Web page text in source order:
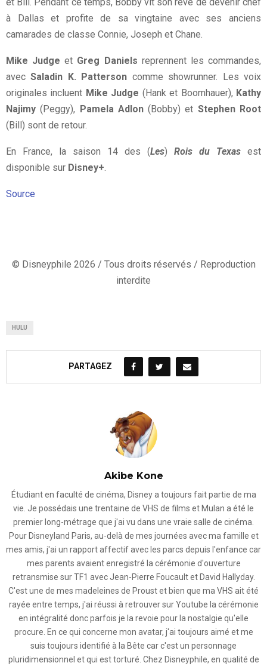
à Dallas et profite de sa vingtaine avec ses anciens
camarades de classe Connie, Joseph et Chane.
Mike Judge et Greg Daniels reprennent les commandes,
avecSaladin K. Patterson comme showrunner. Les voix
originales incluent Mike Judge (Hank et Boomhauer), Kathy
Najimy (Peggy), Pamela Adlon(Bobby) et Stephen Root
(Bill) sont de retour.
En France, la saison 14 des (Les) Rois du Texas est
disponible sur Disney+.
Source
© Disneyphile 2026 / Tous droits réservés / Reproduction
interdite
HULU
PARTAGEZ
Akibe Kone
Étudiant en faculté de cinéma, Disney a toujours fait partie de ma
vie. Je possédais une trentaine de VHS de films et Mulan a été le
premier long-métrage que j'ai vu dans une vraie salle de cinéma.
Pour Disneyland Paris, au-delà de mes journées avec ma famille et
mes amis, j'ai un rapport affectif avec les parcs depuis l'enfance car
mes parents avaient enregistré la cérémonie d'ouverture
retransmise sur TF1 avec Jean-Pierre Foucault et David Hallyday.
C'est une de mes madeleines de Proust et bien que ma VHS ait été
rayée entre temps, j'ai réussi à retrouver sur Youtube la cérémonie
en intégralité donc parfois je la revoie pour la nostalgie qu'elle
procure. En ce qui concerne mon avatar, j'ai toujours aimé et me
suis toujours identifié à la Bête car c'est un personnage
pluridimensionnel et qui est torturé. Chez Disneyphile, en qualité de